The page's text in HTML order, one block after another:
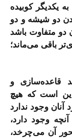
یکدیگر کوبیده
دو شیشه و دو
دو متفاوت باشد
باقی می‌ماند؛
قاعده‌سازی و
است که هیچ
آنان وجود ندارد
وجود دارد،
آن می‌چرخد،